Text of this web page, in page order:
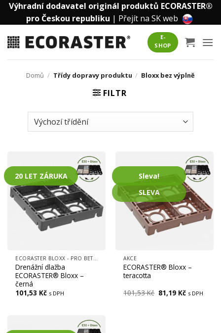
Přeskočit
Výhradní dodavatel originál produktů ECORASTER®
pro Českou republiku | Přejít na SK web
E-
SHOP
Domů / Třídy dopravy produktu / Bloxx bez výplně
FILTR
20 LET ZÁRUKA
ECORASTER BLOXX - PRO BETONOVOU VÝPLŇ, FREKVENTOVANÉ PLOCHY, CESTY, LOGISTICKÁ CENTRA
Drenážní dlažba
ECORASTER® Bloxx –
černá
101,53 Kč s DPH
Sleva!
SLEVA
AKCE
ECORASTER® Bloxx –
teracotta
101,53Kč Původní
cena
81,19 KčAktuální
cena
s DPH